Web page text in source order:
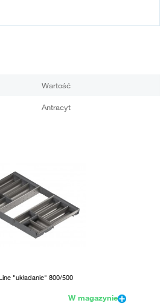
Wartość
Antracyt
"układanie" 800/500
W magazynie